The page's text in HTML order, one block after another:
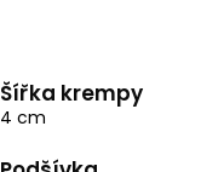
Šířka krempy
4 cm